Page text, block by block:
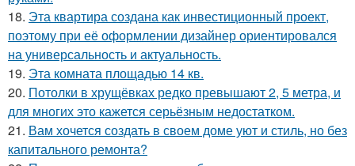
18. Эта квартира создана как инвестиционный проект,
поэтому при её оформлении дизайнер ориентировался
на универсальность и актуальность.
19. Эта комната площадью 14 кв.
20. Потолки в хрущёвках редко превышают 2, 5 метра, и
для многих это кажется серьёзным недостатком.
21. Вам хочется создать в своем доме уют и стиль, но без
капитального ремонта?